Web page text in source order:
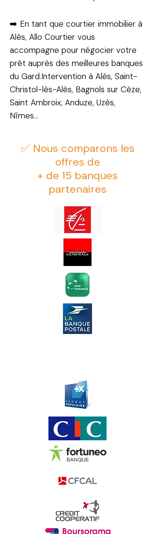
➡️ En tant que courtier immobilier à
Alès, Allo Courtier vous
accompagne pour négocier votre
prêt auprès des meilleures banques
du Gard.Intervention à Alès, Saint-
Christol-lès-Alès, Bagnols sur Cèze,
Saint Ambroix, Anduze, Uzès,
Nîmes…
✅ Nous comparons les
offres de
+ de 15 banques
partenaires